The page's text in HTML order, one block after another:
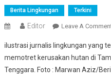
Berita Lingkungan Terkini
Editor Leave A
ilustrasi jurnalis lingkungan yang
memotret kerusakan hutan di
Tenggara. Foto : Marwan Aziz/